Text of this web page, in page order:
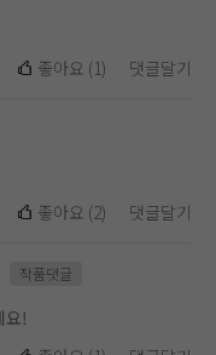
좋아요 (1) 댓글달기
좋아요 (2) 댓글달기
작품댓글
요!